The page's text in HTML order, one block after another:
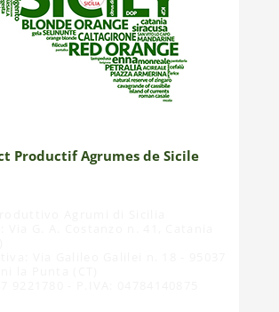
Productif Agrumes de Sicile